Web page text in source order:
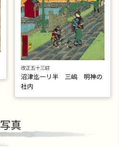
改正五十三驛
沼津迄一リ半 三嶋 明神の
社内
写真